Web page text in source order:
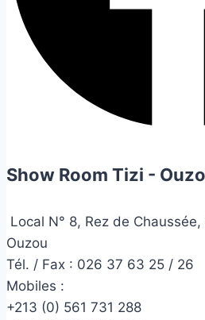
Show Room Tizi -
Local N° 8, Rez de
Ouzou
Tél. / Fax : 026 37 63 25 / 26
Mobiles :
+213 (0) 561 731 288